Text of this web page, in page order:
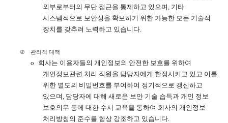
외부로부터의 무단 접근을 통제하고 있으며 기타
시스템적으로 보안성을 확보하기 위한 가능한 모든 기술적
장치를 갖추려 노력하고 있습니다
② 관리적 대책
o
회사는 이용자들의 개인정보의 안전한 보호를 위하여
개인정보관련 처리 직원을 담당자에게 한정시키고 있고 이를
위한 별도의 비밀번호를 부여하여 정기적으로 갱신하고
있으며 담당자에 대해 새로운 보안 기술 습득과 개인 정보
보호의무 등에 대한 수시 교육을 통하여 회사의 개인정보
처리방침의 준수를 항상 강조하고 있습니다